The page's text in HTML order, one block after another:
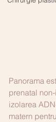
Panorama
prenatal
izolarea
matern